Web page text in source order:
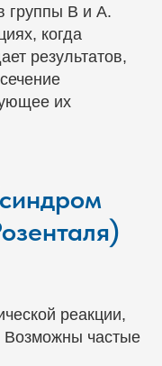
группы В и А.
когда
результатов,
их
реакции,
частые